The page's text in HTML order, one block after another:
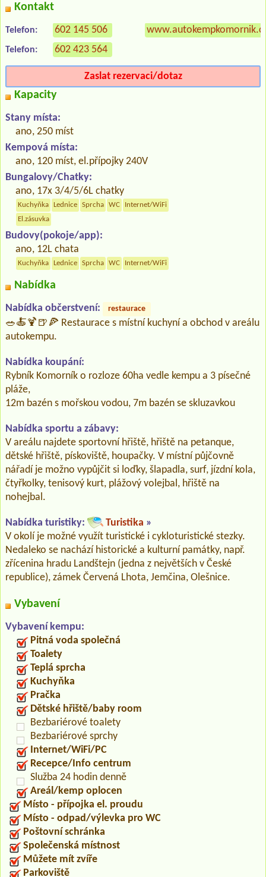
Kontakt
Telefon: 602 145 506
Telefon: 602 423 564
Zaslat rezervaci/dotaz
Kapacity
Stany místa:
ano, 250 míst
Kempová místa:
ano, 120 míst, el.přípojky 240V
Bungalovy/Chatky:
ano, 17x 3/4/5/6L chatky
Kuchyňka Lednice Sprcha WC
Internet/WiFi
El.zásuvka
Budovy(pokoje/app):
ano, 12L chata
Kuchyňka Lednice Sprcha WC Internet/WiFi
Nabídka
Nabídka občerstvení: restaurace
🥗🍝🍹🍺🍕 Restaurace s místní kuchyní a obchod v areálu
autokempu.
Nabídka koupání:
Rybník Komorník o rozloze 60ha vedle kempu a 3 písečné
pláže,
12m bazén s mořskou vodou, 7m bazén se skluzavkou
Nabídka sportu a zábavy:
V areálu najdete sportovní hřiště, hřiště na petanque,
dětské hřiště, pískoviště, houpačky. V místní půjčovně
nářadí je možno vypůjčit si loďky, šlapadla, surf, jízdní kola,
čtyřkolky, tenisový kurt, plážový volejbal, hřiště na
nohejbal.
Nabídka turistiky: Turistika »
V okolí je možné využít turistické i cykloturistické stezky.
Nedaleko se nachází historické a kulturní památky, např.
zřícenina hradu Landštejn (jedna z největších v České
republice), zámek Červená Lhota, Jemčina, Olešnice.
Vybavení
Vybavení kempu:
Pitná voda společná
Toalety
Teplá sprcha
Kuchyňka
Pračka
Dětské hřiště/baby room
Bezbariérové toalety
Bezbariérové sprchy
Internet/WiFi/PC
Recepce/Info centrum
Služba 24 hodin denně
Areál/kemp oplocen
Místo - přípojka el. proudu
Místo - odpad/výlevka pro WC
Poštovní schránka
Společenská místnost
Můžete mít zvíře
Parkoviště